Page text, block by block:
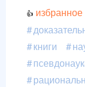
избранное
книги